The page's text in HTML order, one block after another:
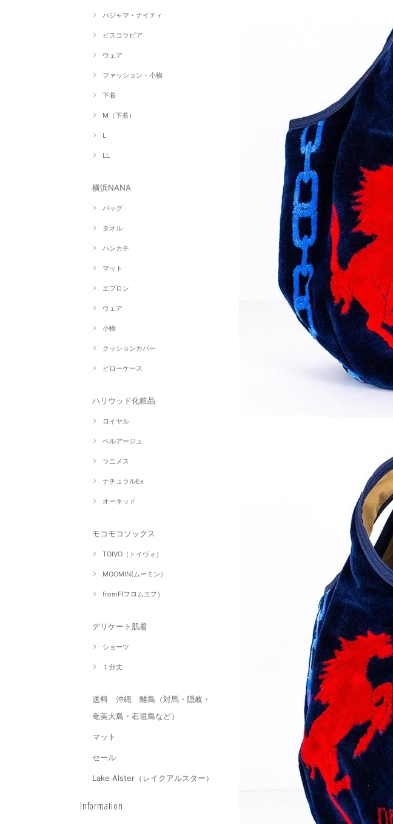
パジャマ・ナイティ
ビスコラピア
ウェア
ファッション・小物
下着
M（下着）
L
LL
横浜NANA
バッグ
タオル
ハンカチ
マット
エプロン
ウェア
小物
クッションカバー
ピローケース
ハリウッド化粧品
ロイヤル
ベルアージュ
ラニメス
ナチュラルEx
オーキッド
モコモコソックス
TOIVO（トイヴォ）
MOOMIN(ムーミン）
fromF(フロムエフ）
デリケート肌着
ショーツ
１分丈
送料 沖縄 離島（対馬・隠岐・
奄美大島・石垣島など）
マット
セール
Lake Alster（レイクアルスター）
Information